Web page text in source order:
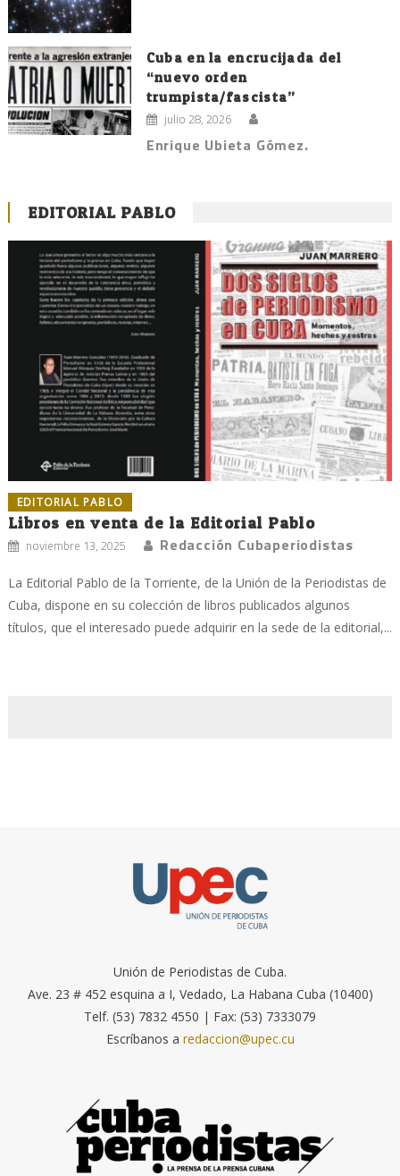
Cuba en la encrucijada del
“nuevo orden
trumpista/fascista”
julio 28, 2026
Enrique Ubieta Gómez.
EDITORIAL PABLO
EDITORIAL PABLO
Libros en venta de la Editorial Pablo
noviembre 13, 2025 Redacción Cubaperiodistas
La Editorial Pablo de la Torriente, de la Unión de la Periodistas de
Cuba, dispone en su colección de libros publicados algunos
títulos, que el interesado puede adquirir en la sede de la editorial,...
Unión de Periodistas de Cuba.
Ave. 23 # 452 esquina a I, Vedado, La Habana Cuba (10400)
Telf. (53) 7832 4550 | Fax: (53) 7333079
Escríbanos a redaccion@upec.cu